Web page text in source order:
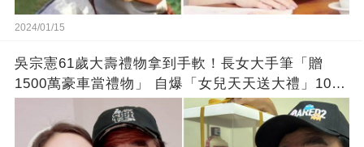
2024/01/15
吳宗憲61歲大壽禮物拿到手軟！長女大手筆「贈
1500萬豪車當禮物」 自爆「女兒天天送大禮」10年
徒弟也不甘示弱!